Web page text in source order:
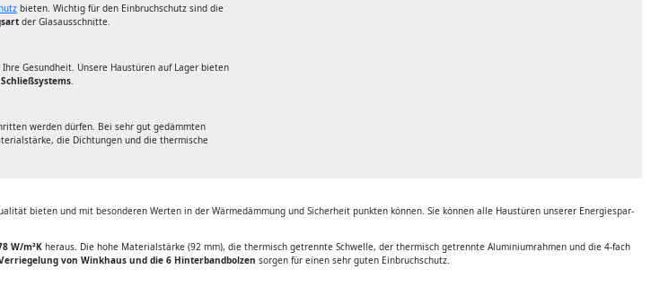
bieten. Wichtig für den Einbruchschutz sind die
der Glasausschnitte.
Gesundheit. Unsere Haustüren auf Lager bieten
werden dürfen. Bei sehr gut gedämmten
die Dichtungen und die thermische
bieten und mit besonderen Werten in der Wärmedämmung und Sicherheit punkten können. Sie können alle Haustüren unserer Energiespar-
W/m²K heraus. Die hohe Materialstärke (92 mm), die thermisch getrennte Schwelle, der thermisch getrennte Aluminiumrahmen und die 4-fach
von Winkhaus und die 6 Hinterbandbolzen sorgen für einen sehr guten Einbruchschutz.